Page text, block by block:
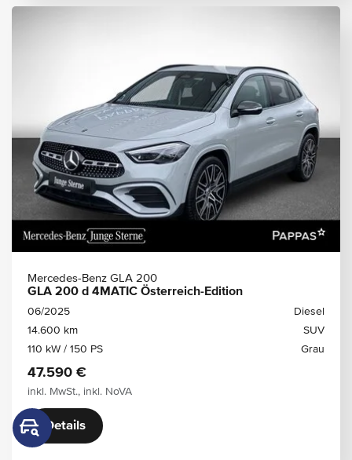
Mercedes-Benz GLA 200
GLA 200 d 4MATIC Österreich-Edition
06/2025
Diesel
14.600 km
SUV
110 kW / 150 PS
Grau
47.590 €
inkl. MwSt., inkl. NoVA
Details